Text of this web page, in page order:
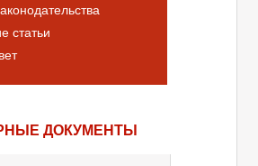
статьи
ДОКУМЕНТЫ